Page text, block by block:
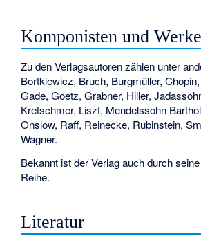
Komponisten und Werke
Zu den Verlagsautoren zählen unter
Bortkiewicz, Bruch, Burgmüller,
Gade, Goetz, Grabner, Hiller,
Kretschmer, Liszt, Mendelssohn
Onslow, Raff, Reinecke, Rubinstein,
Wagner.
Bekannt ist der Verlag auch durch
Reihe.
Literatur